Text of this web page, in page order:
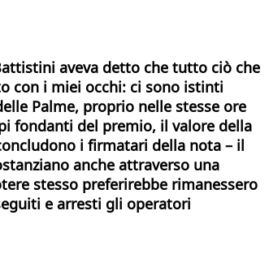
aveva detto che tutto ciò che
con i miei occhi: ci sono istinti
Palme, proprio nelle stesse ore
fondanti del premio, il valore della
i firmatari della nota – il
anche attraverso una
stesso preferirebbe rimanessero
e arresti gli operatori